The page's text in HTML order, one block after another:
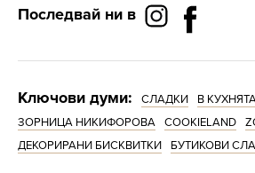
Последвай ни в
Ключови думи: СЛАДКИ
В
ЗОРНИЦА НИКИФОРОВА
COOKIELAND
ДЕКОРИРАНИ БИСКВИТКИ
БУТИКОВИ